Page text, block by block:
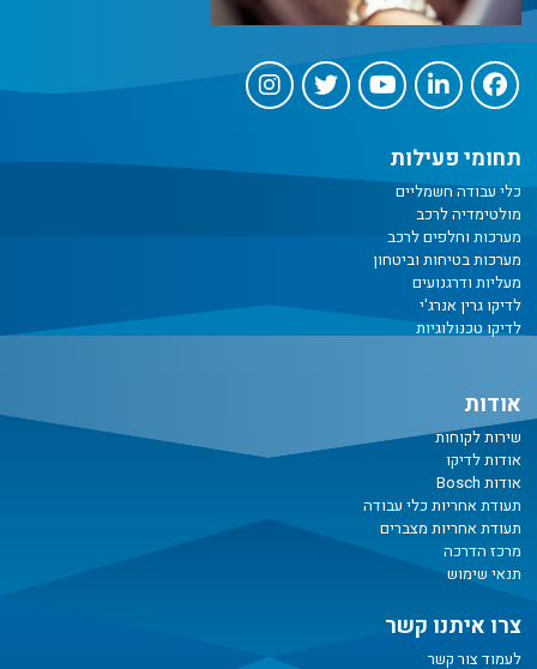
תחומי פעילות
כלי עבודה חשמליים
מולטימדיה לרכב
מערכות וחלפים לרכב
מערכות בטיחות וביטחון
מעליות ודרגנועים
לדיקו גרין אנרג'י
לדיקו טכנולוגיות
אודות
שירות לקוחות
אודות לדיקו
אודות Bosch
תעודת אחריות כלי עבודה
תעודת אחריות מצברים
מרכז הדרכה
תנאי שימוש
צרו איתנו קשר
לעמוד צור קשר